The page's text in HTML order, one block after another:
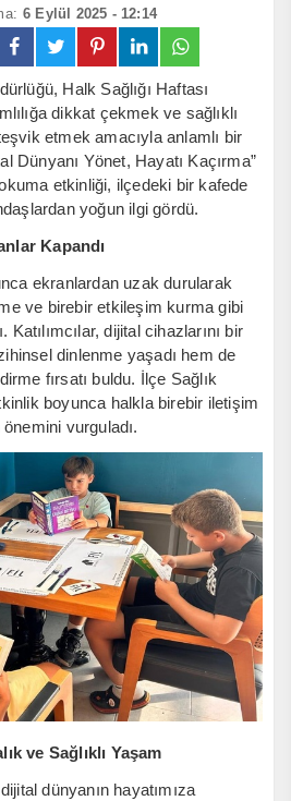
6 Eylül 2025 - 12:14
Halk Sağlığı Haftası
dikkat çekmek ve sağlıklı
etmek amacıyla anlamlı bir
Dünyanı Yönet, Hayatı Kaçırma”
etkinliği, ilçedeki bir kafede
yoğun ilgi gördü.
Kapandı
ekranlardan uzak durularak
ve birebir etkileşim kurma gibi
Katılımcılar, dijital cihazlarını bir
dinlenme yaşadı hem de
fırsatı buldu. İlçe Sağlık
boyunca halkla birebir iletişim
vurguladı.
ve Sağlıklı Yaşam
dünyanın hayatımıza